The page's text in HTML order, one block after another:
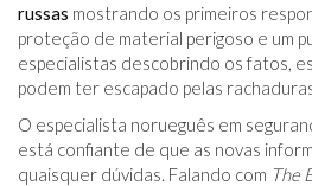
russas mostrando os primeiros
proteção de material perigoso e um
especialistas descobrindo os fatos,
podem ter escapado pelas
O especialista norueguês em
está confiante de que as novas
quaisquer dúvidas. Falando com The